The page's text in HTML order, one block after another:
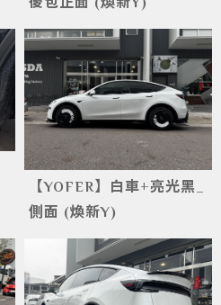
【YOFER】白車+亮光黑_
側面 (煥新Y)